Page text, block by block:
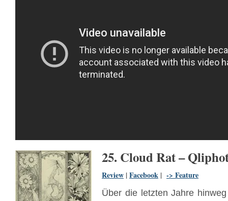
25. Cloud Rat –
Review |Facebook | -> Feature
Über die letzten Jahre